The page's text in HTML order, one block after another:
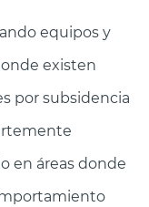
equipos y
existen
por subsidencia
en áreas donde